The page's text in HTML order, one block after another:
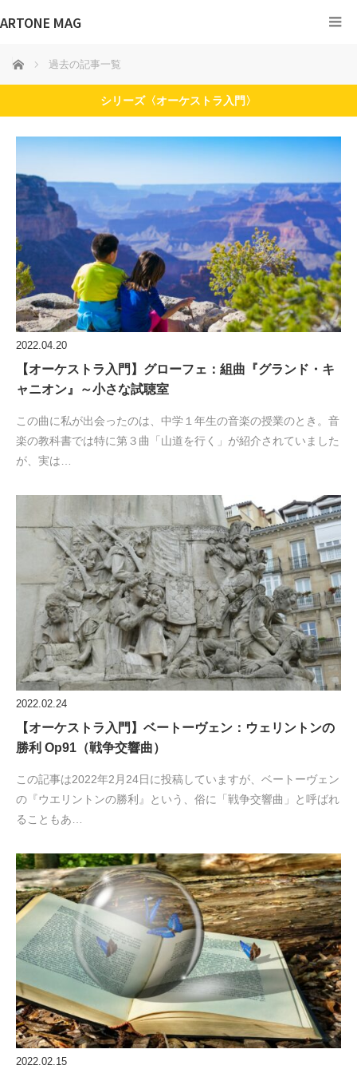
ARTONE MAG
ホーム 過去の記事一覧
シリーズ〈オーケストラ入門〉
2022.04.20
【オーケストラ入門】グローフェ：組曲『グランド・キ
ャニオン』～小さな試聴室
この曲に私が出会ったのは、中学１年生の音楽の授業のとき。音
楽の教科書では特に第３曲「山道を行く」が紹介されていました
が、実は…
2022.02.24
【オーケストラ入門】ベートーヴェン：ウェリントンの
勝利 Op91（戦争交響曲）
この記事は2022年2月24日に投稿していますが、ベートーヴェン
の『ウエリントンの勝利』という、俗に「戦争交響曲」と呼ばれ
ることもあ…
2022.02.15